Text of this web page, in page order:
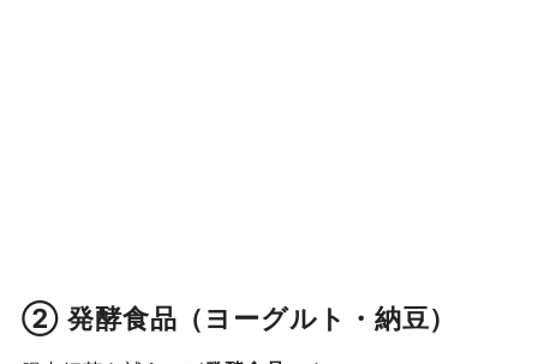
② 発酵食品（ヨーグルト・納豆）